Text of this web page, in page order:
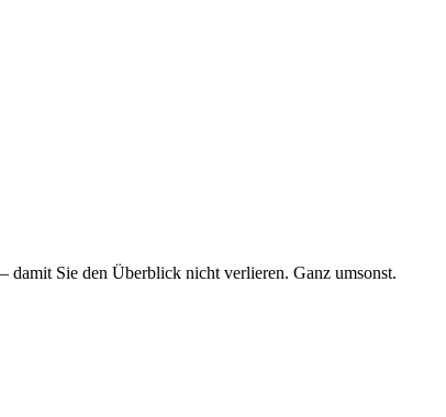
damit Sie den Überblick nicht verlieren. Ganz umsonst.